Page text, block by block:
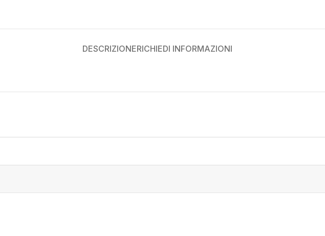
DESCRIZIONERICHIEDI INFORMAZIONI